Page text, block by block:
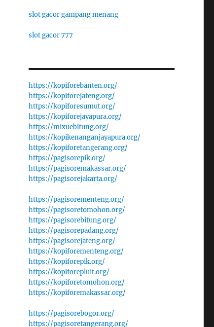
slot gacor gampang menang
slot gacor 777
https://kopiforebanten.org/
https://kopiforejateng.org/
https://kopiforesumut.org/
https://kopiforejayapura.org/
https://mixuebitung.org/
https://kopikenanganjayapura.org/
https://kopiforetangerang.org/
https://pagisorepik.org/
https://pagisoremakassar.org/
https://pagisorejakarta.org/
https://pagisorementeng.org/
https://pagisoretomohon.org/
https://pagisorebitung.org/
https://pagisorepadang.org/
https://pagisorejateng.org/
https://kopiforementeng.org/
https://kopiforepik.org/
https://kopiforepluit.org/
https://kopiforetomohon.org/
https://kopiforemakassar.org/
https://pagisorebogor.org/
https://pagisoretangerang.org/